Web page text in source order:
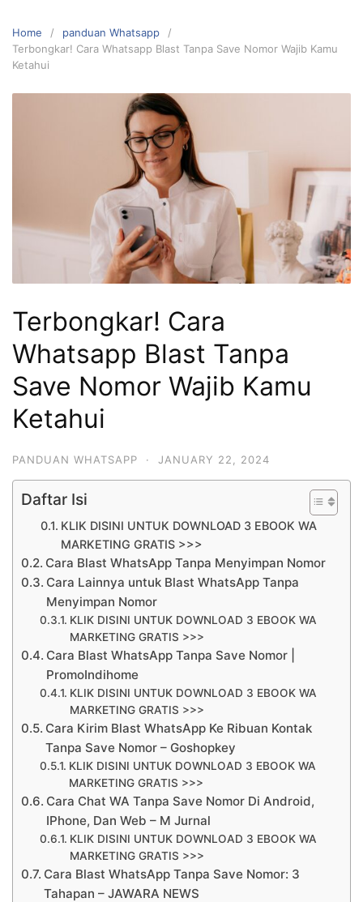
Home
panduan Whatsapp
Terbongkar! Cara Whatsapp Blast Tanpa Save Nomor Wajib Kamu
Ketahui
Terbongkar! Cara
Whatsapp Blast Tanpa
Save Nomor Wajib Kamu
Ketahui
PANDUAN WHATSAPP · JANUARY 22, 2024
Daftar Isi
KLIK DISINI UNTUK DOWNLOAD 3 EBOOK WA
MARKETING GRATIS >>>
Cara Blast WhatsApp Tanpa Menyimpan Nomor
Cara Lainnya untuk Blast WhatsApp Tanpa
Menyimpan Nomor
KLIK DISINI UNTUK DOWNLOAD 3 EBOOK WA
MARKETING GRATIS >>>
Cara Blast WhatsApp Tanpa Save Nomor |
PromoIndihome
KLIK DISINI UNTUK DOWNLOAD 3 EBOOK WA
MARKETING GRATIS >>>
Cara Kirim Blast WhatsApp Ke Ribuan Kontak
Tanpa Save Nomor – Goshopkey
KLIK DISINI UNTUK DOWNLOAD 3 EBOOK WA
MARKETING GRATIS >>>
Cara Chat WA Tanpa Save Nomor Di Android,
IPhone, Dan Web – M Jurnal
KLIK DISINI UNTUK DOWNLOAD 3 EBOOK WA
MARKETING GRATIS >>>
Cara Blast WhatsApp Tanpa Save Nomor: 3
Tahapan – JAWARA NEWS